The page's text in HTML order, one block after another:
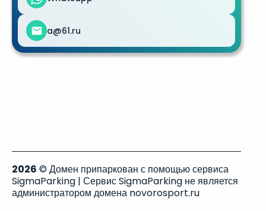
a@61.ru
2026 © Домен припаркован с помощью сервиса
SigmaParking | Сервис SigmaParking не является
администратором домена novorosport.ru